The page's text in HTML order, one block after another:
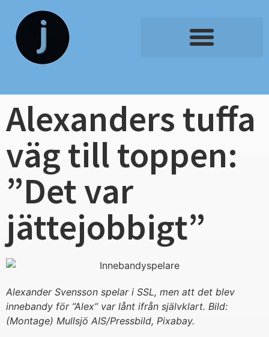
Alexanders tuffa
väg till toppen:
”Det var
jättejobbigt”
Alexander Svensson spelar i SSL, men att det blev
innebandy för ”Alex” var lånt ifrån självklart. Bild:
(Montage) Mullsjö AIS/Pressbild, Pixabay.